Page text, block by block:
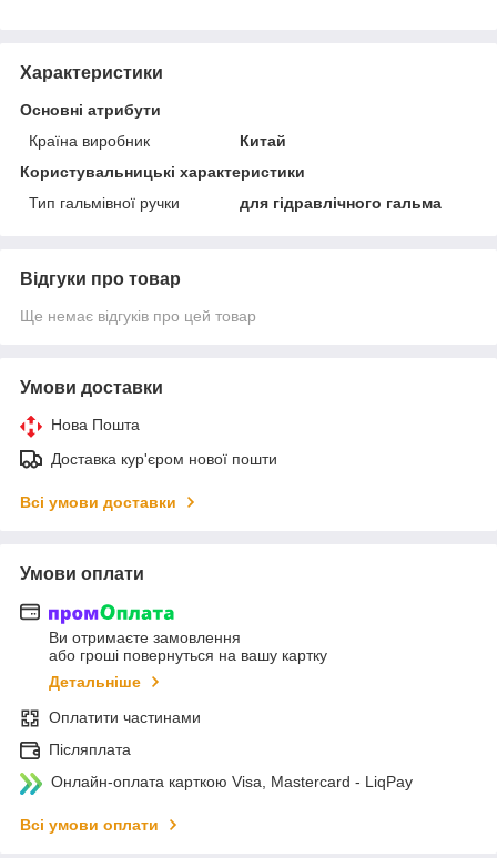
Характеристики
Основні атрибути
Країна виробник
Китай
Користувальницькі характеристики
Тип гальмівної ручки
для гідравлічного гальма
Відгуки про товар
Ще немає відгуків про цей товар
Умови доставки
Нова Пошта
Доставка кур'єром нової пошти
Всі умови доставки
Умови оплати
Ви отримаєте замовлення
або гроші повернуться на вашу картку
Детальніше
Оплатити частинами
Післяплата
Онлайн-оплата карткою Visa, Mastercard - LiqPay
Всі умови оплати